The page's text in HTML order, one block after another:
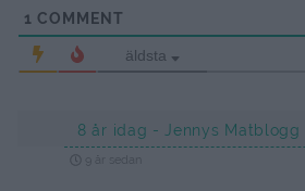
1 COMMENT
äldsta
8 år idag - Jennys Matblogg